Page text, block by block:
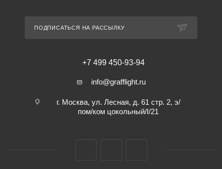
ПОДПИСАТЬСЯ НА РАССЫЛКУ
+7 499 450-93-94
info@grafflight.ru
г. Москва, ул. Лесная, д. 61 стр. 2, э/
пом/ком цокольный/I/21